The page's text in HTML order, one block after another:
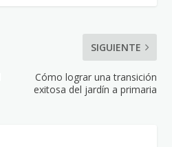
SIGUIENTE
Cómo lograr una transición
exitosa del jardín a primaria